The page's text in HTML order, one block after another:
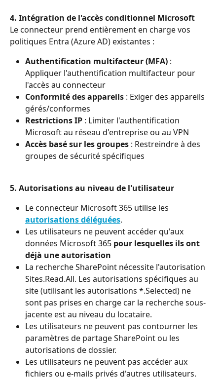
4. Intégration de l'accès conditionnel Microsoft
Le connecteur prend entièrement en charge vos
politiques Entra (Azure AD) existantes :
Authentification multifacteur (MFA) :
Appliquer l'authentification multifacteur pour
l'accès au connecteur
Conformité des appareils : Exiger des appareils
gérés/conformes
Restrictions IP : Limiter l'authentification
Microsoft au réseau d'entreprise ou au VPN
Accès basé sur les groupes : Restreindre à des
groupes de sécurité spécifiques
5. Autorisations au niveau de l'utilisateur
Le connecteur Microsoft 365 utilise les
autorisations déléguées.
Les utilisateurs ne peuvent accéder qu'aux
données Microsoft 365 pour lesquelles ils ont
déjà une autorisation
La recherche SharePoint nécessite l'autorisation
Sites.Read.All. Les autorisations spécifiques au
site (utilisant les autorisations *.Selected) ne
sont pas prises en charge car la recherche sous-
jacente est au niveau du locataire.
Les utilisateurs ne peuvent pas contourner les
paramètres de partage SharePoint ou les
autorisations de dossier.
Les utilisateurs ne peuvent pas accéder aux
fichiers ou e-mails privés d'autres utilisateurs.